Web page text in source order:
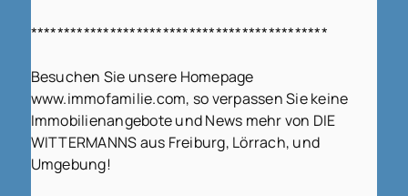
*********************************************
Besuchen Sie unsere Homepage
www.immofamilie.com, so verpassen Sie keine
Immobilienangebote und News mehr von DIE
WITTERMANNS aus Freiburg, Lörrach, und
Umgebung!